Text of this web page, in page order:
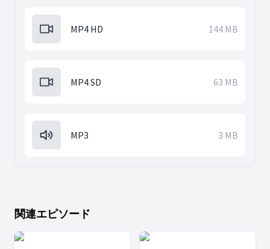
MP4 HD 144 MB
MP4 SD 63 MB
MP3 3 MB
関連エピソード